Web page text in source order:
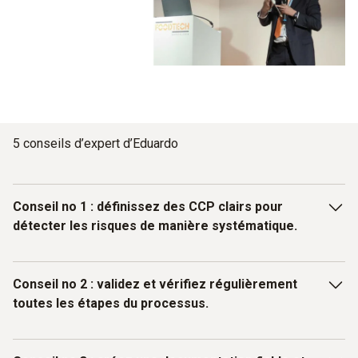
5 conseils d’expert d’Eduardo
Conseil no 1 : définissez des CCP clairs pour
détecter les risques de manière systématique.
produit et chaque étape du processus. Définissez un petit
nombre de CCP clairs pour les risques qui doivent
Conseil no 2 : validez et vérifiez régulièrement
toutes les étapes du processus.